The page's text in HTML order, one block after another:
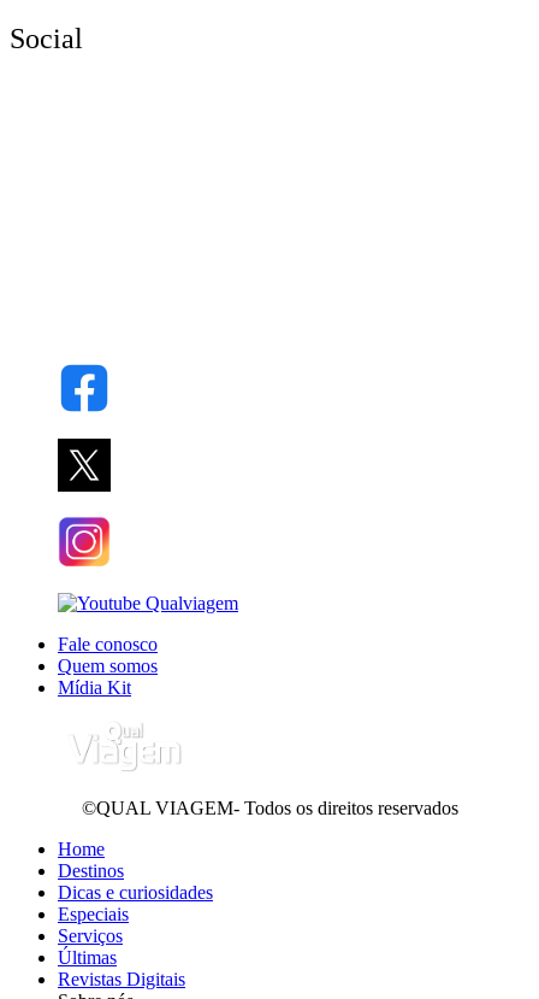
Social
Fale conosco
Quem somos
Mídia Kit
©QUAL VIAGEM- Todos os direitos reservados
Home
Destinos
Dicas e curiosidades
Especiais
Serviços
Últimas
Revistas Digitais